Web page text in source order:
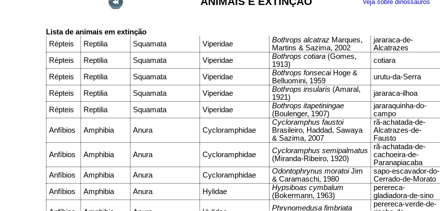
Veja sobre dinossauros
Lista de animais em extinção
Répteis
Reptilia Squamata Viperidae Bothrops alcatraz Marques,
Martins & Sazima, 2002
jararaca-de-
Alcatrazes
Répteis Reptilia Squamata Viperidae Bothrops cotiara(Gomes,
1913)
cotiara
Répteis Reptilia Squamata Viperidae Bothrops fonsecaiHoge &
Belluomini, 1959
urutu-da-Serra
Répteis Reptilia Squamata Viperidae Bothrops insularis (Amaral,
1921)
jararaca-ilhoa
Répteis Reptilia Squamata Viperidae
Bothrops itapetiningae
(Boulenger, 1907)
jararaquinha-do-
campo
Anfíbios Amphibia Anura Cycloramphidae
Cycloramphus faustoi
Brasileiro, Haddad, Sawaya
& Sazima, 2007
rã-achatada-de-
Alcatrazes-de-
Fausto
Anfíbios Amphibia Anura Cycloramphidae
Cycloramphus semipalmatus
(Miranda-Ribeiro, 1920)
rã-achatada-de-
cachoeira-de-
Paranapiacaba
Anfíbios Amphibia Anura Cycloramphidae Odontophrynus moratoiJim
& Caramaschi, 1980
sapo-escavador-do-
Cerrado-de-Morato
Anfíbios Amphibia Anura Hylidae
Hypsiboas cymbalum
(Bokermann, 1963)
perereca-
gladiadora-de-sino
Phrynomedusa fimbriata
perereca-verde-de-